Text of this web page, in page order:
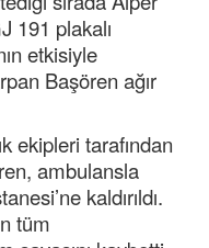
191 plakalı
etkisiyle
Başören ağır
ekipleri tarafından
ambulansla
kaldırıldı.
tüm